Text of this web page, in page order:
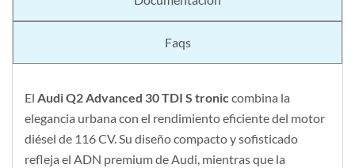
Faqs
El Audi Q2 Advanced 30 TDI S troniccombina la
elegancia urbana con el rendimiento eficiente del motor
diésel de 116 CV. Su diseño compacto y sofisticado
refleja el ADN premium de Audi, mientras que la